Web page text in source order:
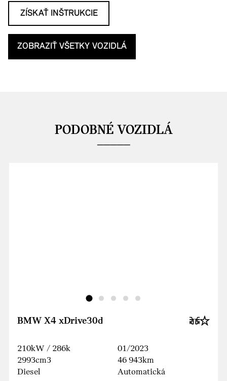
ZÍSKAŤ INŠTRUKCIE
ZOBRAZIŤ VŠETKY VOZIDLÁ
PODOBNÉ VOZIDLÁ
BMW X4 xDrive30d
210kW / 286k
2993cm3
Diesel
01/2023
46 943km
Automatická